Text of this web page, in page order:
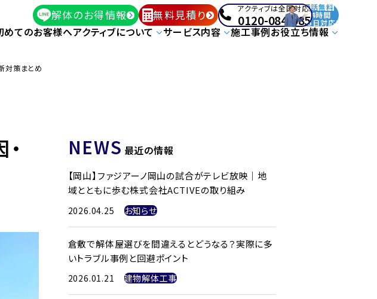
解体のお得情報 無料見積り アクティブは全国対応!
0120-084-085
通話無料
24時間
365日対応!
めてのお客様へアクティブについて サービス内容 施工事例お役立ち情報
対策まとめ
NEWS 最近の情報
【岡山】ファジアーノ岡山の試合がテレビ放映｜地
域とともに歩む株式会社ACTIVEの取り組み
2026.04.25 お知らせ
倉敷で解体屋選びを間違えるとどうなる？実際に多
いトラブル事例と回避ポイント
2026.01.21 建物解体工事